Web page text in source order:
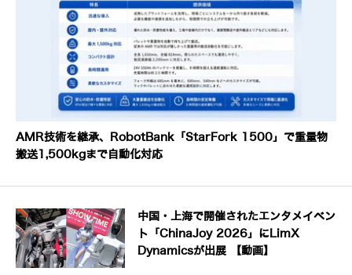
AMR技術を継承、RobotBank「StarFork 1500」で重量物
搬送1,500kgまで自動化対応
中国・上海で開催されたエンタメイベン
ト「ChinaJoy 2026」にLimX
Dynamicsが出展 【動画】